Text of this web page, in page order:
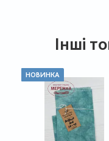
Інші
НОВИНКА